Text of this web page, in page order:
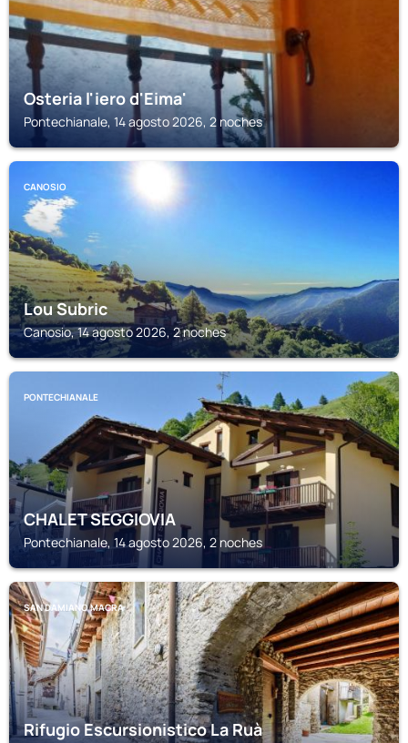
Osteria l'iero d'Eima'
Pontechianale, 14 agosto 2026, 2 noches
CANOSIO
Lou Subric
Canosio, 14 agosto 2026, 2 noches
PONTECHIANALE
CHALET SEGGIOVIA
Pontechianale, 14 agosto 2026, 2 noches
SAN DAMIANO MACRA
Rifugio Escursionistico La Ruà